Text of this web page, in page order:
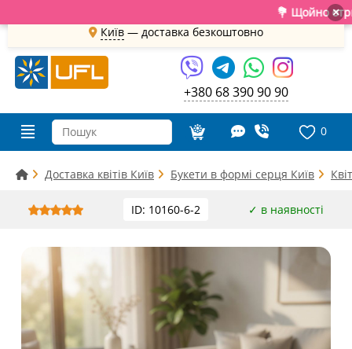
💐 Щойно отримали
×
Київ — доставка безкоштовно
+380 68 390 90 90
0
Доставка квітів Київ Букети в формі серця Київ
ID: 10160-6-2 ✓ в наявності